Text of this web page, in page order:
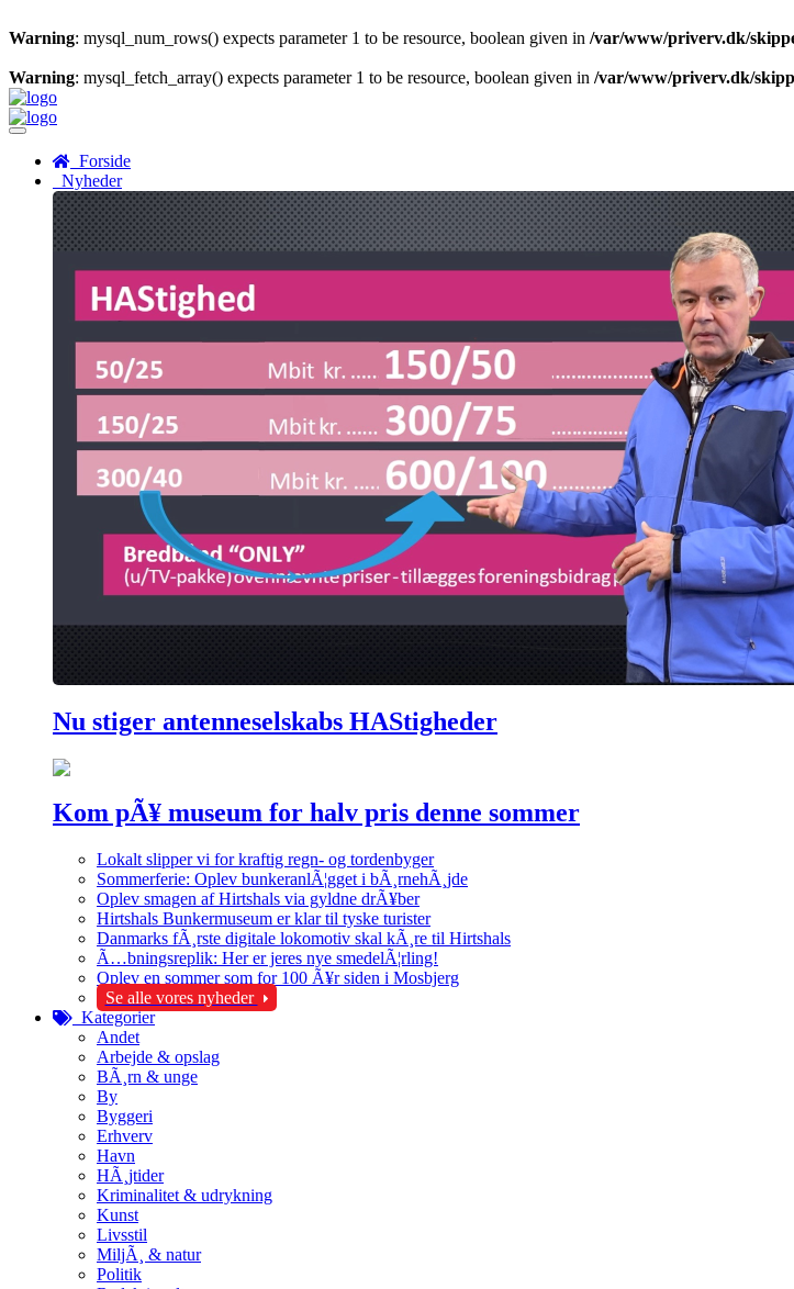
Warning: mysql_num_rows() expects parameter 1 to be resource, boolean given in /var/www/priverv.dk/
Warning: mysql_fetch_array() expects parameter 1 to be resource, boolean given in /var/www/priverv.dk/
Menu
Forside
Nyheder
Nu stiger antenneselskabs HAStigheder
Kom pÃ¥ museum for halv pris denne sommer
Lokalt slipper vi for kraftig regn- og tordenbyger
Sommerferie: Oplev bunkeranlÃ¦gget i bÃ¸rnehÃ¸jde
Oplev smagen af Hirtshals via gyldne drÃ¥ber
Hirtshals Bunkermuseum er klar til tyske turister
Danmarks fÃ¸rste digitale lokomotiv skal kÃ¸re til Hirtshals
Ã…bningsreplik: Her er jeres nye smedelÃ¦rling!
Oplev en sommer som for 100 Ã¥r siden i Mosbjerg
Se alle vores nyheder
Kategorier
Andet
Arbejde & opslag
BÃ¸rn & unge
By
Byggeri
Erhverv
Havn
HÃ¸jtider
Kriminalitet & udrykning
Kunst
Livsstil
MiljÃ¸ & natur
Politik